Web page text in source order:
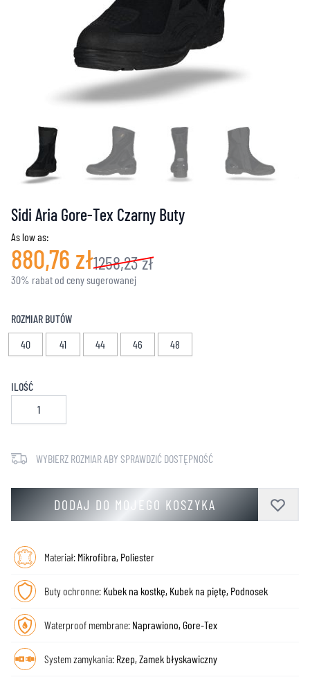
Sidi Aria Gore-Tex Czarny Buty
As low as:
880,76 zł1258,23 zł
30% rabat od ceny sugerowanej
ROZMIAR BUTÓW
40
41 44 46 48
ILOŚĆ
WYBIERZ ROZMIAR ABY SPRAWDZIĆ DOSTĘPNOŚĆ
DODAJ DO MOJEGO KOSZYKA
Materiał: Mikrofibra, Poliester
Buty ochronne: Kubek na kostkę, Kubek na piętę, Podnosek
Waterproof membrane: Naprawiono, Gore-Tex
System zamykania: Rzep, Zamek błyskawiczny